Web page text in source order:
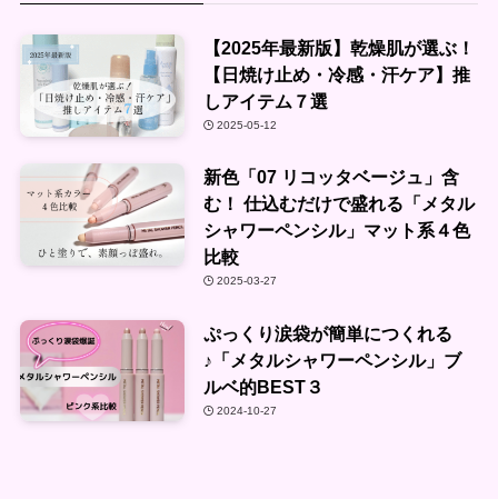
【2025年最新版】乾燥肌が選ぶ！
【日焼け止め・冷感・汗ケア】推
しアイテム７選
2025-05-12
新色「07 リコッタベージュ」含
む！ 仕込むだけで盛れる「メタル
シャワーペンシル」マット系４色
比較
2025-03-27
ぷっくり涙袋が簡単につくれる
♪「メタルシャワーペンシル」ブ
ルベ的BEST３
2024-10-27